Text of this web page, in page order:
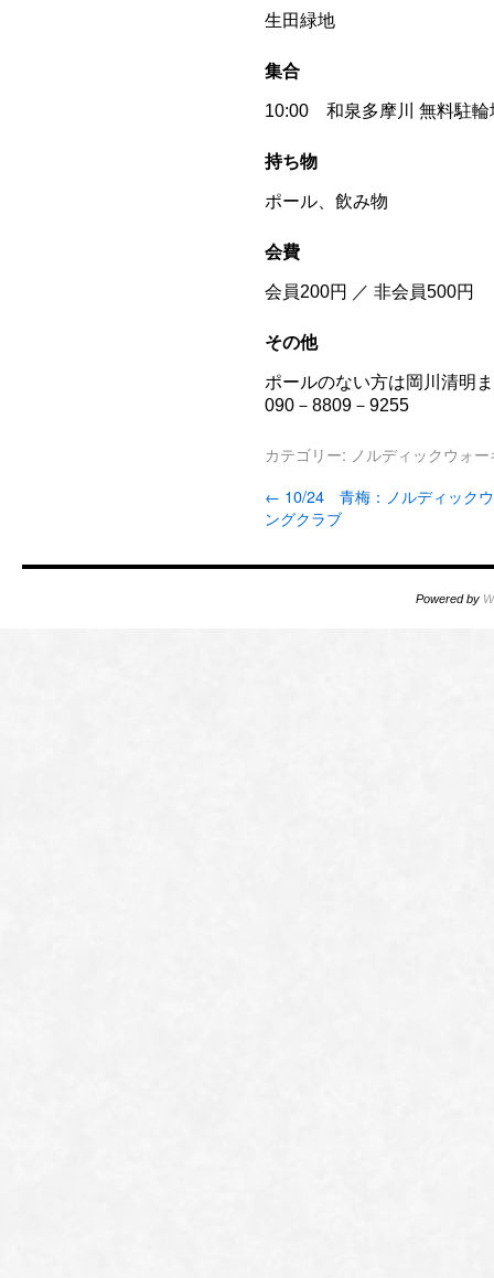
生田緑地
集合
10:00 和泉多摩川 無料駐輪
持ち物
ポール、飲み物
会費
会員200円 ／ 非会員500円
その他
ポールのない方は岡川清明
090－8809－9255
カテゴリー: ノルディックウォ
← 10/24 青梅：ノルディック
ングクラブ
Powered by